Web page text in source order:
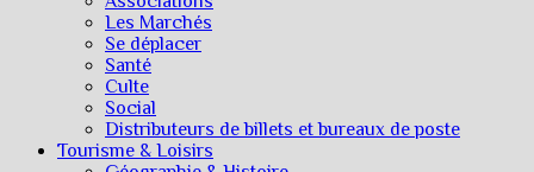
Les Marchés
Se déplacer
Santé
Culte
Social
Distributeurs de billets et bureaux de poste
Tourisme & Loisirs